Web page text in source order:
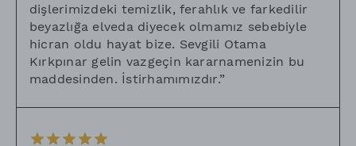
dişlerimizdeki temizlik, ferahlık ve farkedilir
beyazlığa elveda diyecek olmamız sebebiyle
hicran oldu hayat bize. Sevgili Otama
Kırkpınar gelin vazgeçin kararnamenizin bu
maddesinden. İstirhamımızdır.”